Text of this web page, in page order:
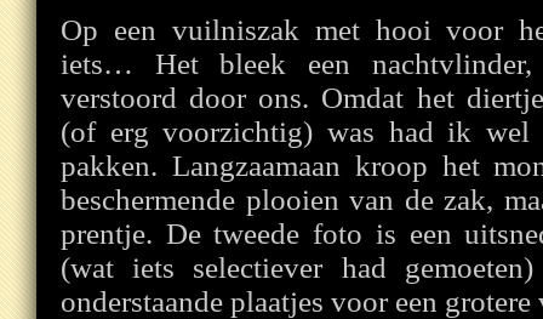
Op een vuilniszak met hooi voor
iets… Het bleek een
verstoord door ons. Omdat het
(of erg voorzichtig) was had ik wel
pakken. Langzaamaan kroop het
beschermende plooien van de zak,
prentje. De tweede foto is een
(wat iets selectiever had
onderstaande plaatjes voor een